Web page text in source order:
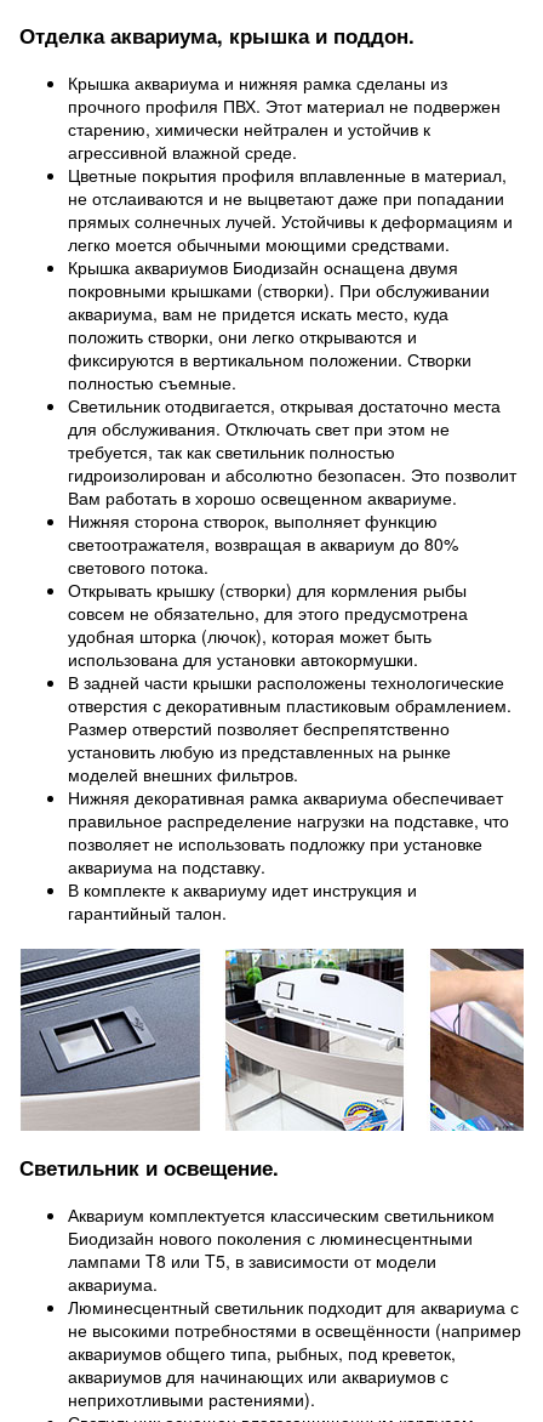
Отделка аквариума, крышка и поддон.
Крышка аквариума и нижняя рамка сделаны из
прочного профиля ПВХ. Этот материал не подвержен
старению, химически нейтрален и устойчив к
агрессивной влажной среде.
Цветные покрытия профиля вплавленные в материал,
не отслаиваются и не выцветают даже при попадании
прямых солнечных лучей. Устойчивы к деформациям и
легко моется обычными моющими средствами.
Крышка аквариумов Биодизайн оснащена двумя
покровными крышками (створки). При обслуживании
аквариума, вам не придется искать место, куда
положить створки, они легко открываются и
фиксируются в вертикальном положении. Створки
полностью съемные.
Светильник отодвигается, открывая достаточно места
для обслуживания. Отключать свет при этом не
требуется, так как светильник полностью
гидроизолирован и абсолютно безопасен. Это позволит
Вам работать в хорошо освещенном аквариуме.
Нижняя сторона створок, выполняет функцию
светоотражателя, возвращая в аквариум до 80%
светового потока.
Открывать крышку (створки) для кормления рыбы
совсем не обязательно, для этого предусмотрена
удобная шторка (лючок), которая может быть
использована для установки автокормушки.
В задней части крышки расположены технологические
отверстия с декоративным пластиковым обрамлением.
Размер отверстий позволяет беспрепятственно
установить любую из представленных на рынке
моделей внешних фильтров.
Нижняя декоративная рамка аквариума обеспечивает
правильное распределение нагрузки на подставке, что
позволяет не использовать подложку при установке
аквариума на подставку.
В комплекте к аквариуму идет инструкция и
гарантийный талон.
Светильник и освещение.
Аквариум комплектуется классическим светильником
Биодизайн нового поколения с люминесцентными
лампами T8 или T5, в зависимости от модели
аквариума.
Люминесцентный светильник подходит для аквариума с
не высокими потребностями в освещённости (например
аквариумов общего типа, рыбных, под креветок,
аквариумов для начинающих или аквариумов с
неприхотливыми растениями).